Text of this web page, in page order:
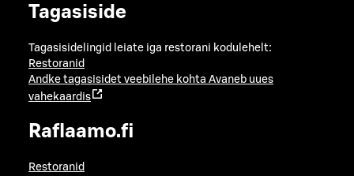
Tagasiside
Tagasisidelingid leiate iga restorani kodulehelt:
Restoranid
Andke tagasisidet veebilehe kohta Avaneb uues
vahekaardis
Raflaamo.fi
Restoranid